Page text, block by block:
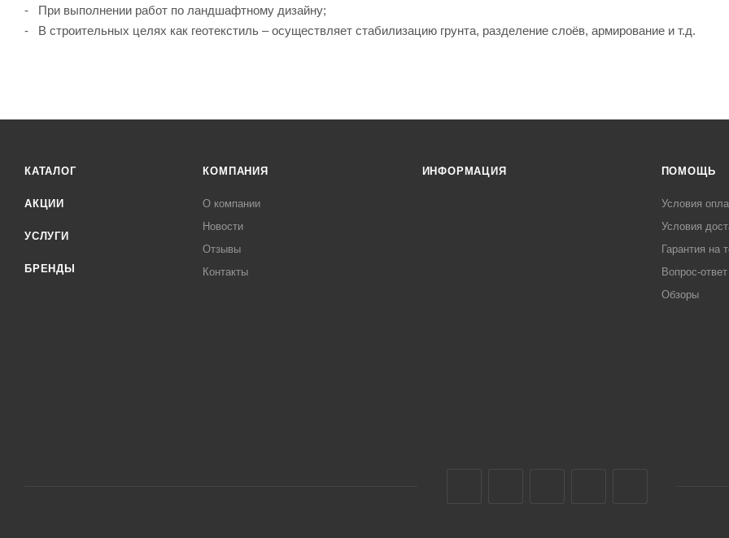
- При выполнении работ по ландшафтному дизайну;
- В строительных целях как геотекстиль – осуществляет стабилизацию грунта, разделение слоёв, армирование и т.д.
КАТАЛОГ
АКЦИИ
УСЛУГИ
БРЕНДЫ
КОМПАНИЯ
О компании
Новости
Отзывы
Контакты
ИНФОРМАЦИЯ ПОМОЩЬ
Условия
Условия
Гарантия на
Вопрос-ответ
Обзоры